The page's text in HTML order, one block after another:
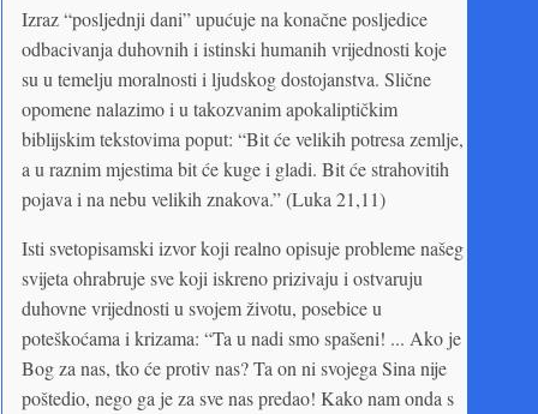
Izraz “posljednji dani” upućuje na konačne posljedice
odbacivanja duhovnih i istinski humanih vrijednosti koje
su u temelju moralnosti i ljudskog dostojanstva. Slične
opomene nalazimo i u takozvanim apokaliptičkim
biblijskim tekstovima poput: “Bit će velikih potresa zemlje,
a u raznim mjestima bit će kuge i gladi. Bit će strahovitih
pojava i na nebu velikih znakova.” (Luka 21,11)
Isti svetopisamski izvor koji realno opisuje probleme našeg
svijeta ohrabruje sve koji iskreno prizivaju i ostvaruju
duhovne vrijednosti u svojem životu, posebice u
poteškoćama i krizama: “Ta u nadi smo spašeni! ... Ako je
Bog za nas, tko će protiv nas? Ta on ni svojega Sina nije
poštedio, nego ga je za sve nas predao! Kako nam onda s